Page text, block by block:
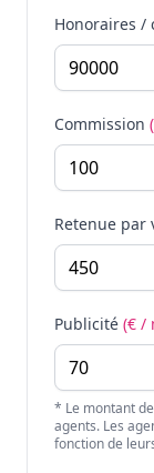
Honoraires /
Commission
Retenue par
Publicité (€ /
* Le montant
agents. Les
fonction de